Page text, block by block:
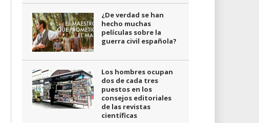
¿De verdad se han
hecho muchas
películas sobre la
guerra civil española?
Los hombres ocupan
dos de cada tres
puestos en los
consejos editoriales
de las revistas
científicas